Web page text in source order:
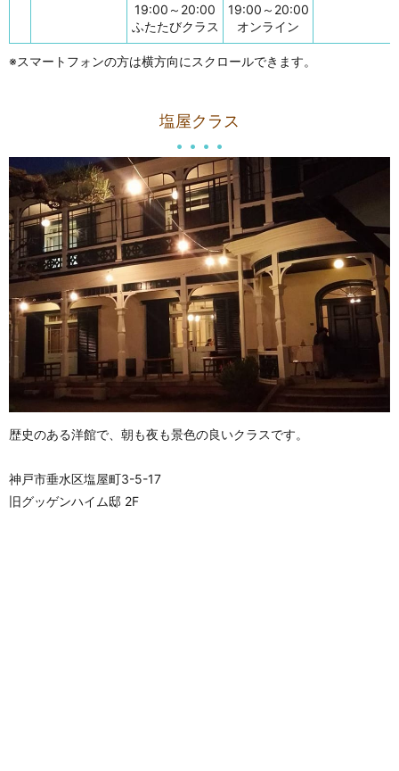
19:00～20:00
ふたたびクラス
19:00～20:00
オンライン
※スマートフォンの方は横方向にスクロールできます。
塩屋クラス
歴史のある洋館で、朝も夜も景色の良いクラスです。
神戸市垂水区塩屋町3-5-17
旧グッゲンハイム邸 2F